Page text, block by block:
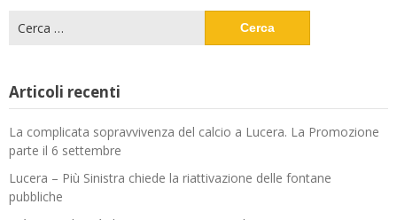
per:
Articoli recenti
La complicata sopravvivenza del calcio a Lucera. La Promozione
parte il 6 settembre
Lucera – Più Sinistra chiede la riattivazione delle fontane
pubbliche